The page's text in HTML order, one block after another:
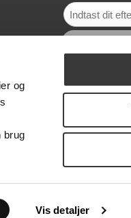
og
brug
Vis detaljer